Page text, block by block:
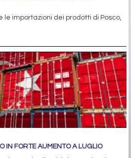
le importazioni dei prodotti di Posco,
IN FORTE AUMENTO A LUGLIO